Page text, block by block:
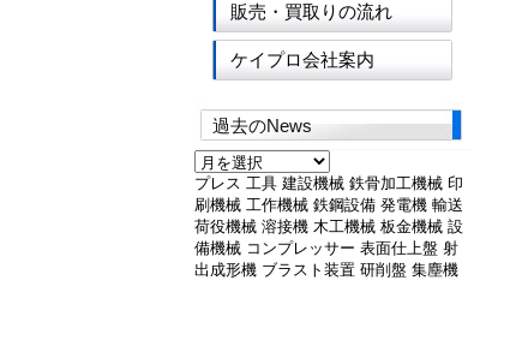
販売・買取りの流れ
ケイプロ会社案内
過去のNews
過
去
の
News
プレス 工具 建設機械 鉄骨加工機械 印
刷機械 工作機械 鉄鋼設備 発電機 輸送
荷役機械 溶接機 木工機械 板金機械 設
備機械 コンプレッサー 表面仕上盤 射
出成形機 ブラスト装置 研削盤 集塵機